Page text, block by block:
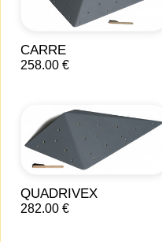
CARRE
258.00 €
QUADRIVEX
282.00 €